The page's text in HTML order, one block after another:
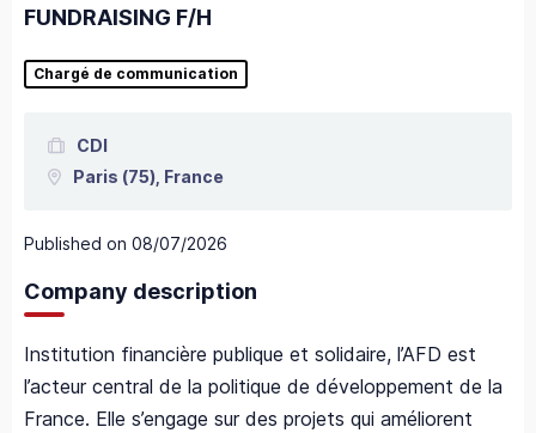
FUNDRAISING F/H
Chargé de communication
CDI
Paris (75), France
Published on 08/07/2026
Company description
Institution financière publique et solidaire, l’AFD est
l’acteur central de la politique de développement de la
France. Elle s’engage sur des projets qui améliorent